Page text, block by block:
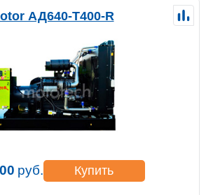
АД640-Т400-R
руб. Купить